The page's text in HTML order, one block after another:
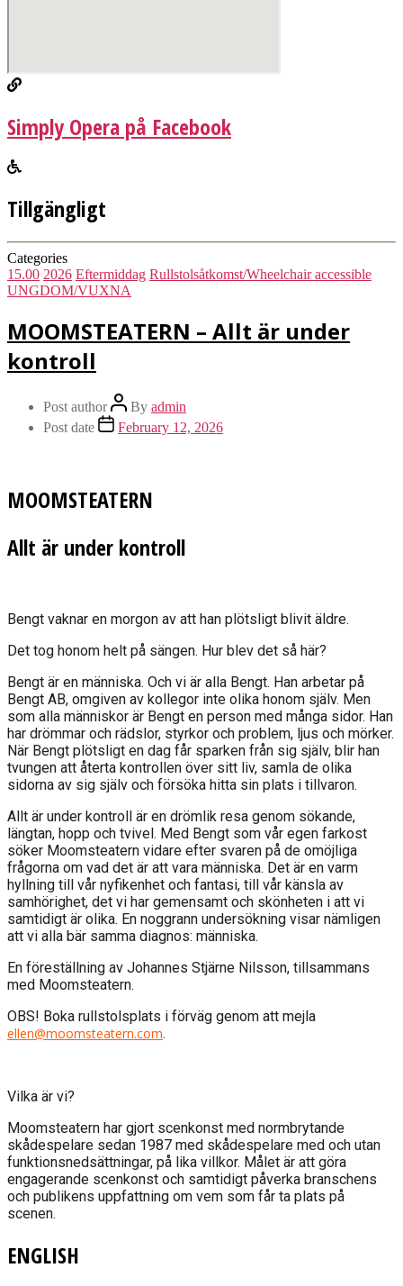
Simply Opera på Facebook
Tillgängligt
Categories
15.00 2026 Eftermiddag Rullstolsåtkomst/Wheelchair accessible
UNGDOM/VUXNA
MOOMSTEATERN – Allt är under
kontroll
Post author By admin
Post date
February 12, 2026
MOOMSTEATERN
Allt är under kontroll
Bengt vaknar en morgon av att han plötsligt blivit äldre.
Det tog honom helt på sängen. Hur blev det så här?
Bengt är en människa. Och vi är alla Bengt. Han arbetar på
Bengt AB, omgiven av kollegor inte olika honom själv. Men
som alla människor är Bengt en person med många sidor. Han
har drömmar och rädslor, styrkor och problem, ljus och mörker.
När Bengt plötsligt en dag får sparken från sig själv, blir han
tvungen att återta kontrollen över sitt liv, samla de olika
sidorna av sig själv och försöka hitta sin plats i tillvaron.
Allt är under kontroll är en drömlik resa genom sökande,
längtan, hopp och tvivel. Med Bengt som vår egen farkost
söker Moomsteatern vidare efter svaren på de omöjliga
frågorna om vad det är att vara människa. Det är en varm
hyllning till vår nyfikenhet och fantasi, till vår känsla av
samhörighet, det vi har gemensamt och skönheten i att vi
samtidigt är olika. En noggrann undersökning visar nämligen
att vi alla bär samma diagnos: människa.
En föreställning av Johannes Stjärne Nilsson, tillsammans
med Moomsteatern.
OBS! Boka rullstolsplats i förväg genom att mejla
ellen@moomsteatern.com.
Vilka är vi?
Moomsteatern har gjort scenkonst med normbrytande
skådespelare sedan 1987 med skådespelare med och utan
funktionsnedsättningar, på lika villkor. Målet är att göra
engagerande scenkonst och samtidigt påverka branschens
och publikens uppfattning om vem som får ta plats på
scenen.
ENGLISH